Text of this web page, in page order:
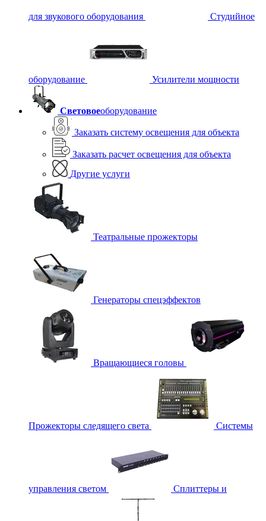
для звукового оборудования Студийное
оборудование Усилители мощности
Световоеоборудование
Заказать систему освещения для объекта
Заказать расчет освещения для объекта
Другие услуги
Театральные прожекторы
Генераторы спецэффектов
Вращающиеся головы
Прожекторы следящего света Системы
управления светом Сплиттеры и